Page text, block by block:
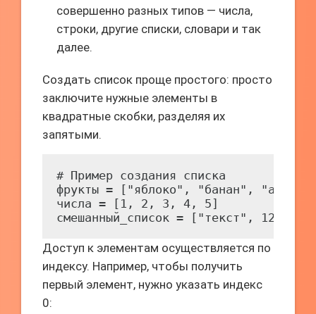
совершенно разных типов — числа,
строки, другие списки, словари и так
далее.
Создать список проще простого: просто
заключите нужные элементы в
квадратные скобки, разделяя их
запятыми.
# Пример создания списка
фрукты = ["яблоко", "банан",
числа = [1, 2, 3, 4, 5]
смешанный_список = ["текст", 123,
Доступ к элементам осуществляется по
индексу. Например, чтобы получить
первый элемент, нужно указать индекс
0: